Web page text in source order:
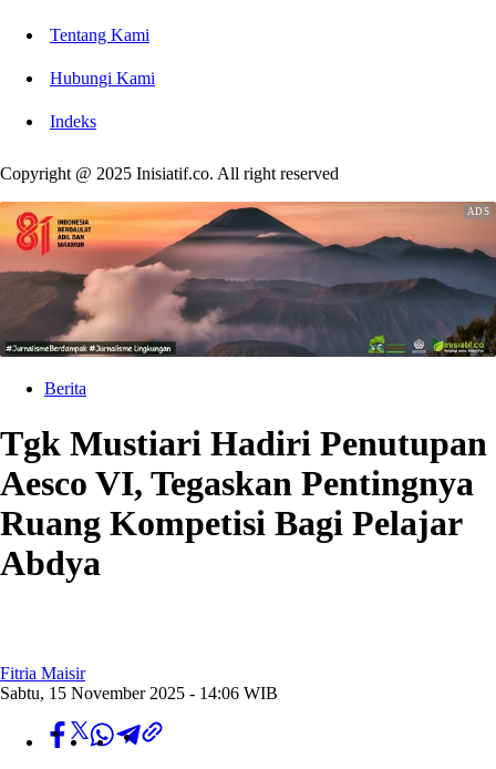
Tentang Kami
Hubungi Kami
Indeks
Copyright @ 2025 Inisiatif.co. All right reserved
Berita
Tgk Mustiari Hadiri Penutupan
Aesco VI, Tegaskan Pentingnya
Ruang Kompetisi Bagi Pelajar
Abdya
Fitria Maisir
Sabtu, 15 November 2025 - 14:06 WIB